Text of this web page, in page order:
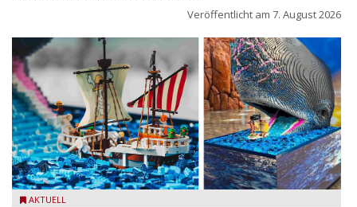
Veröffentlicht am 7. August 2026
Laboon aus ONE PIECE als LEGO-Figur im LEGOLAND Water
AKTUELL